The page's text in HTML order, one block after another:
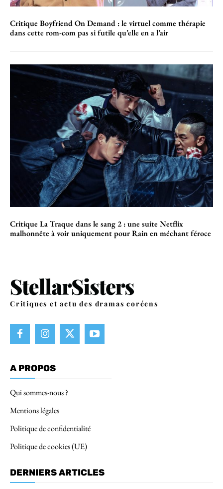
Critique Boyfriend On Demand : le virtuel comme thérapie
dans cette rom-com pas si futile qu’elle en a l’air
Critique La Traque dans le sang 2 : une suite Netflix
malhonnête à voir uniquement pour Rain en méchant féroce
Critiques et actu des dramas coréens
A PROPOS
Qui sommes-nous ?
Mentions légales
Politique de confidentialité
Politique de cookies (UE)
DERNIERS ARTICLES